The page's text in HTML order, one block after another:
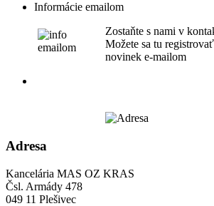
Informácie emailom
Zostaňte s nami v
Možete sa tu
novinek e-mailom
Adresa
Kancelária MAS OZ KRAS
Čsl. Armády 478
049 11 Plešivec